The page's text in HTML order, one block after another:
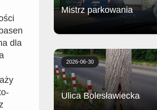
dla
Mistrz parkowania
Ulica Bolesławiecka
2026-06-30